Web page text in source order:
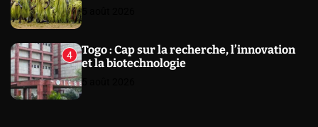
4
Togo : Cap sur la recherche, l’innovation
et la biotechnologie